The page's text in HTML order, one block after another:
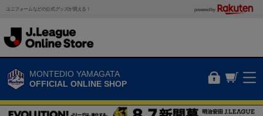
ユニフォームなどの公式グッズが買える！ powered by
MONTEDIO YAMAGATA
OFFICIAL ONLINE SHOP